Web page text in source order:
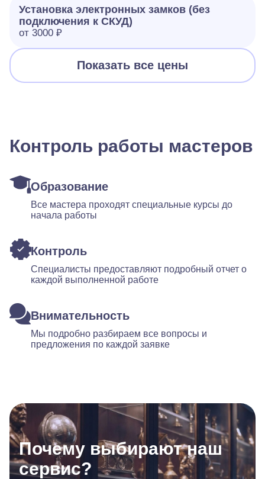
Установка электронных замков (без
подключения к СКУД)
от 3000 ₽
Показать все цены
Контроль работы мастеров
Образование
Все мастера проходят специальные курсы до
начала работы
Контроль
Специалисты предоставляют подробный отчет о
каждой выполненной работе
Внимательность
Мы подробно разбираем все вопросы и
предложения по каждой заявке
Почему выбирают наш
сервис?